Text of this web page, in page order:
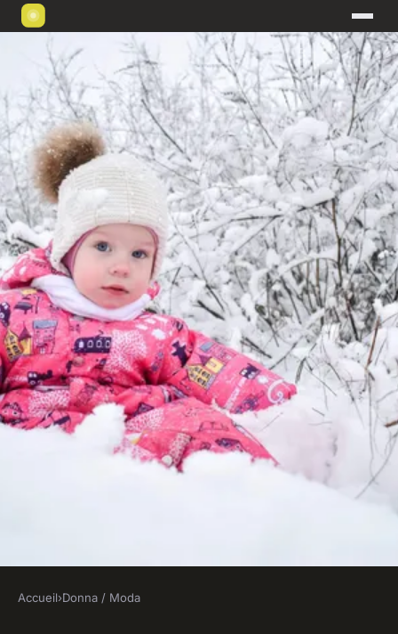
Accueil›Donna / Moda